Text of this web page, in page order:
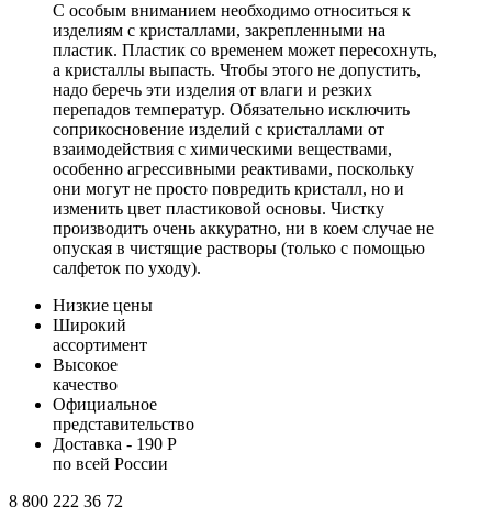
С особым вниманием необходимо относиться к
изделиям с кристаллами, закрепленными на
пластик. Пластик со временем может пересохнуть,
а кристаллы выпасть. Чтобы этого не допустить,
надо беречь эти изделия от влаги и резких
перепадов температур. Обязательно исключить
соприкосновение изделий с кристаллами от
взаимодействия с химическими веществами,
особенно агрессивными реактивами, поскольку
они могут не просто повредить кристалл, но и
изменить цвет пластиковой основы. Чистку
производить очень аккуратно, ни в коем случае не
опуская в чистящие растворы (только с помощью
салфеток по уходу).
Низкие цены
Широкий
ассортимент
Высокое
качество
Официальное
представительство
Доставка - 190 Р
по всей России
8 800 222 36 72